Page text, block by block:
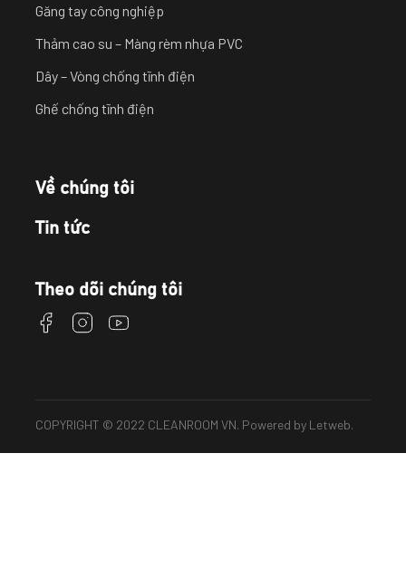
Găng tay công nghiệp
Thảm cao su – Màng rèm nhựa PVC
Dây – Vòng chống tĩnh điện
Ghế chống tĩnh điện
Về chúng tôi
Tin tức
Theo dõi chúng tôi
COPYRIGHT © 2022 CLEANROOM VN. Powered by Letweb.